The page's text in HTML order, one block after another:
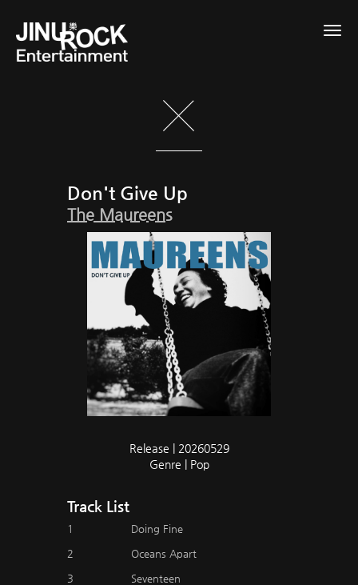
Don't Give Up
The Maureens
Release | 20260529
Genre | Pop
Track List
1 Doing Fine
2 Oceans Apart
3 Seventeen